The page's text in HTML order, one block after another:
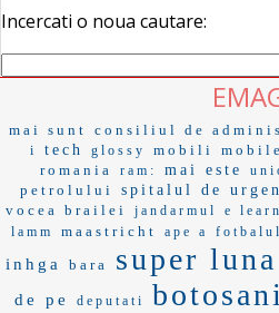
Incercati o noua cautare:
mai sunt consiliul de
i
tech glossy mobili
romania
ram: mai este
petrolului
spitalul de
vocea brailei
jandarmul e
lamm
maastricht ape a
inhga bara super luna
de pe
deputati botosani